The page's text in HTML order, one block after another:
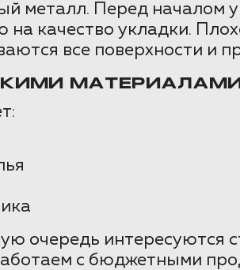
металл. Перед
качество укладки.
все поверхности и
очередь
с бюджетными